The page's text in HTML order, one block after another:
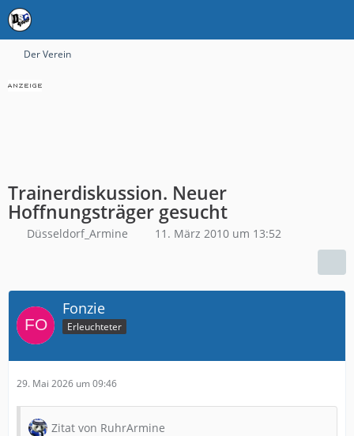
Der Verein
Trainerdiskussion. Neuer
Hoffnungsträger gesucht
Düsseldorf_Armine 11. März 2010 um 13:52
Fonzie
Erleuchteter
29. Mai 2026 um 09:46
Zitat von RuhrArmine